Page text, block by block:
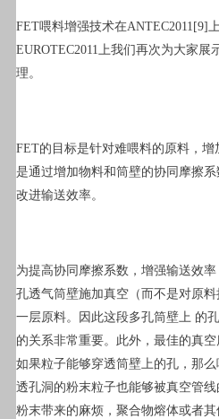
FET喂料增强技术在ANTEC2011[9]
EUROTEC2011上我们再次为大家展
理。
FET的目标是针对难喂料的原料，
是通过增加物料和筒壁的协同摩擦
改进输送效率。
为提高协同摩擦系数，增强输送效
孔透气筒壁施加真空（而不是对原
一层原料。因此这段多孔筒壁上 的
的关系非常重要。此外，最佳的真空
如果粒子能够穿透筒壁上的孔，那
透孔洞的粉末粒子也能够被真空管
粉末带来的麻烦，聚合物熔体或者